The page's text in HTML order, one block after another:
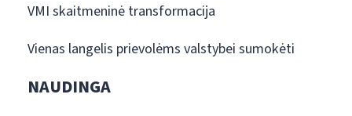
VMI skaitmeninė transformacija
Vienas langelis prievolėms valstybei sumokėti
NAUDINGA